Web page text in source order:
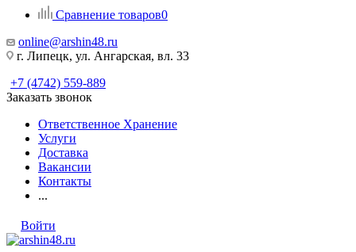
Сравнение товаров0
online@arshin48.ru
г. Липецк, ул. Ангарская, вл. 33
+7 (4742) 559-889
Заказать звонок
Ответственное Хранение
Услуги
Доставка
Вакансии
Контакты
...
Войти